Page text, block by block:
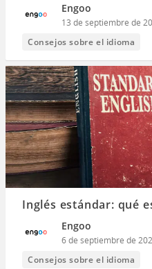
Engoo
13 de septiembre de
Consejos sobre el idioma
Inglés estándar: qué
Engoo
6 de septiembre de
Consejos sobre el idioma